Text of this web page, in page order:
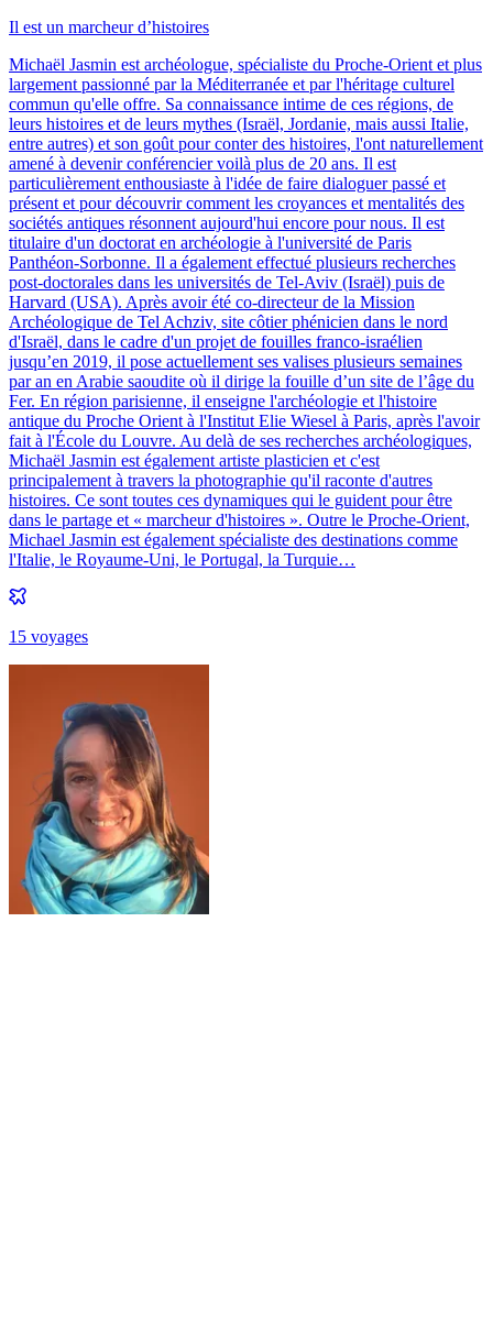
Il est un marcheur d’histoires
Michaël Jasmin est archéologue, spécialiste du Proche-Orient et plus
largement passionné par la Méditerranée et par l'héritage culturel
commun qu'elle offre. Sa connaissance intime de ces régions, de
leurs histoires et de leurs mythes (Israël, Jordanie, mais aussi Italie,
entre autres) et son goût pour conter des histoires, l'ont naturellement
amené à devenir conférencier voilà plus de 20 ans. Il est
particulièrement enthousiaste à l'idée de faire dialoguer passé et
présent et pour découvrir comment les croyances et mentalités des
sociétés antiques résonnent aujourd'hui encore pour nous. Il est
titulaire d'un doctorat en archéologie à l'université de Paris
Panthéon-Sorbonne. Il a également effectué plusieurs recherches
post-doctorales dans les universités de Tel-Aviv (Israël) puis de
Harvard (USA). Après avoir été co-directeur de la Mission
Archéologique de Tel Achziv, site côtier phénicien dans le nord
d'Israël, dans le cadre d'un projet de fouilles franco-israélien
jusqu’en 2019, il pose actuellement ses valises plusieurs semaines
par an en Arabie saoudite où il dirige la fouille d’un site de l’âge du
Fer. En région parisienne, il enseigne l'archéologie et l'histoire
antique du Proche Orient à l'Institut Elie Wiesel à Paris, après l'avoir
fait à l'École du Louvre. Au delà de ses recherches archéologiques,
Michaël Jasmin est également artiste plasticien et c'est
principalement à travers la photographie qu'il raconte d'autres
histoires. Ce sont toutes ces dynamiques qui le guident pour être
dans le partage et « marcheur d'histoires ». Outre le Proche-Orient,
Michael Jasmin est également spécialiste des destinations comme
l'Italie, le Royaume-Uni, le Portugal, la Turquie…
15 voyages